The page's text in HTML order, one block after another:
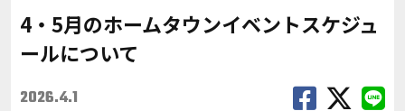
4・5月のホームタウンイベントスケジュ
ールについて
2026.4.1